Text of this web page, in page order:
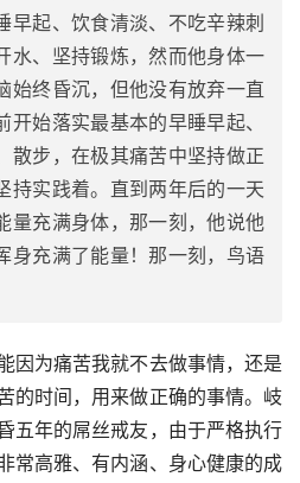
早起、饮食清淡、不吃辛辣刺
水、坚持锻炼，然而他身体一
始终昏沉，但他没有放弃一直
开始落实最基本的早睡早起、
散步，在极其痛苦中坚持做正
持实践着。直到两年后的一天
量充满身体，那一刻，他说他
身充满了能量！那一刻，鸟语
因为痛苦我就不去做事情，还是
的时间，用来做正确的事情。岐
五年的屌丝戒友，由于严格执行
常高雅、有内涵、身心健康的成